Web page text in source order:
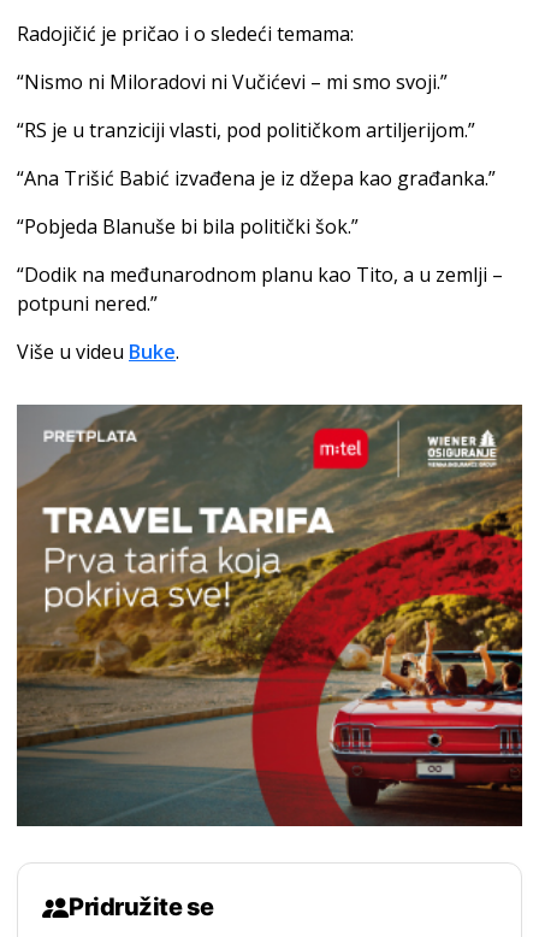
Radojičić je pričao i o sledeći temama:
“Nismo ni Miloradovi ni Vučićevi – mi smo svoji.”
“RS je u tranziciji vlasti, pod političkom artiljerijom.”
“Ana Trišić Babić izvađena je iz džepa kao građanka.”
“Pobjeda Blanuše bi bila politički šok.”
“Dodik na međunarodnom planu kao Tito, a u zemlji –
potpuni nered.”
Više u videu Buke.
Pridružite se